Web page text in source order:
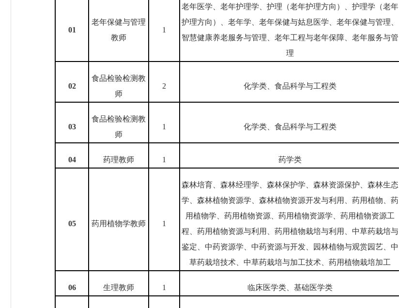
01
老年保健与管理
教师
1
老年医学、老年护理学、护理（老年护理方向）、护理学（老年
护理方向）、老年学、老年保健与姑息医学、老年保健与管理、
智慧健康养老服务与管理、老年工程与老年保障、老年服务与管
理
02
食品检验检测教
师
2 化学类、食品科学与工程类
03
食品检验检测教
师
1 化学类、食品科学与工程类
04 药理教师 1 药学类
05 药用植物学教师 1
森林培育、森林经理学、森林保护学、森林资源保护、森林生态
学、森林植物资源学、森林植物资源开发与利用、药用植物、药
用植物学、药用植物资源、药用植物资源学、药用植物资源工
程、药用植物资源与利用、药用植物栽培与利用、中草药栽培与
鉴定、中药资源学、中药资源与开发、园林植物与观赏园艺、中
草药栽培技术、中草药栽培与加工技术、药用植物栽培加工
06 生理教师 1 临床医学类、基础医学类